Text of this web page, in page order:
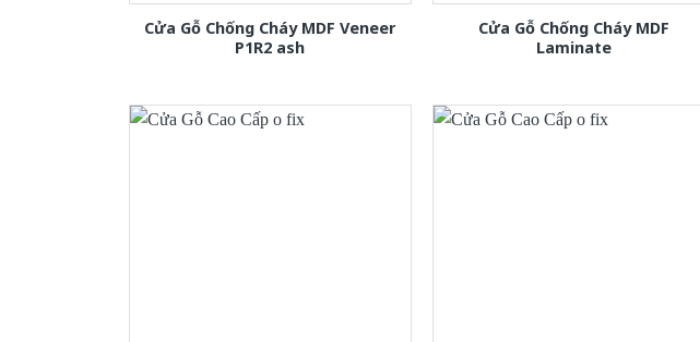
Cửa Gỗ Chống Cháy MDF Veneer
P1R2 ash
Cửa Gỗ Chống Cháy MDF
Laminate